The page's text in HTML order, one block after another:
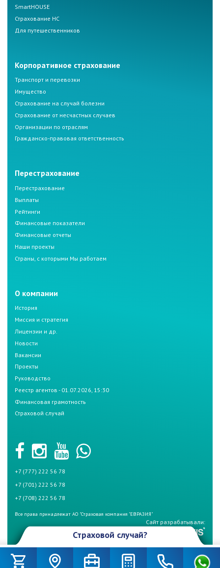
SmartHOUSE
Страхование НС
Для путешественников
Корпоративное страхование
Транспорт и перевозки
Имущество
Страхование на случай болезни
Страхование от несчастных случаев
Организации по отраслям
Гражданско-правовая ответственность
Перестрахование
Перестрахование
Выплаты
Рейтинги
Финансовые показатели
Финансовые отчеты
Наши проекты
Страны, с которыми Мы работаем
О компании
История
Миссия и стратегия
Лицензии и др.
Новости
Вакансии
Проекты
Руководство
Реестр агентов - 01.07.2026, 15:30
Финансовая грамотность
Страховой случай
+7 (777) 222 56 78
+7 (701) 222 56 78
+7 (708) 222 56 78
Все права принадлежат АО "Страховая компания "ЕВРАЗИЯ"
Сайт разрабатывали:
Страховой случай?
беспокойтесь, если у Вас страховой полис СК «Евразия». Для начала